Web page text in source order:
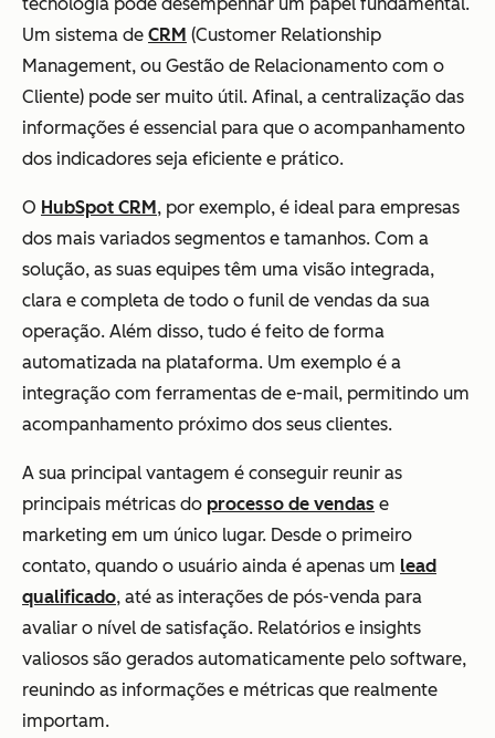
Um sistema de CRM (Customer Relationship
Management, ou Gestão de Relacionamento com o
Cliente) pode ser muito útil. Afinal, a centralização das
informações é essencial para que o acompanhamento
dos indicadores seja eficiente e prático.
O HubSpot CRM, por exemplo, é ideal para empresas
dos mais variados segmentos e tamanhos. Com a
solução, as suas equipes têm uma visão integrada,
clara e completa de todo o funil de vendas da sua
operação. Além disso, tudo é feito de forma
automatizada na plataforma. Um exemplo é a
integração com ferramentas de e-mail, permitindo um
acompanhamento próximo dos seus clientes.
A sua principal vantagem é conseguir reunir as
principais métricas do processo de vendas e
marketing em um único lugar. Desde o primeiro
contato, quando o usuário ainda é apenas um lead
qualificado, até as interações de pós-venda para
avaliar o nível de satisfação. Relatórios e insights
valiosos são gerados automaticamente pelo software,
reunindo as informações e métricas que realmente
importam.